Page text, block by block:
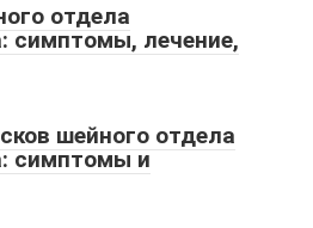
отдела
симптомы, лечение,
шейного отдела
симптомы и